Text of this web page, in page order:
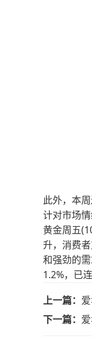
此外，本
计对市场
黄金周五
升，消费
和强劲的
1.2%，已
上一篇：
下一篇：